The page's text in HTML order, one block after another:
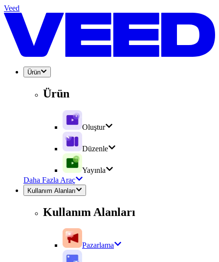
Veed
Ürün
Ürün
Oluştur
Düzenle
Yayınla
Daha Fazla Araç
Kullanım Alanları
Kullanım Alanları
Pazarlama